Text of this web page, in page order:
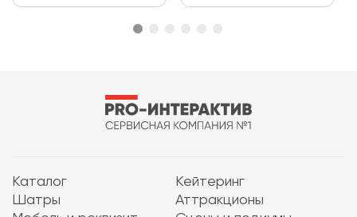
Каталог
Кейтеринг
Шатры
Аттракционы